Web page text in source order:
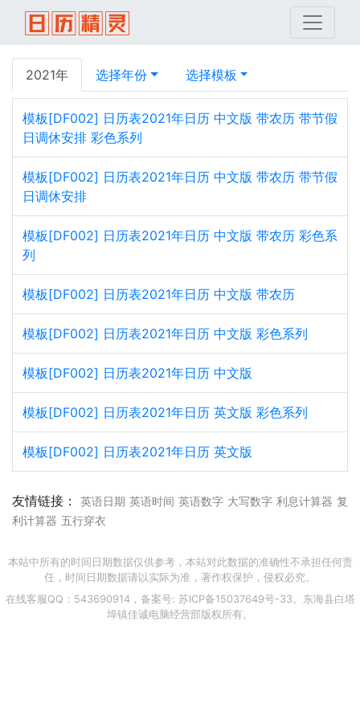
2021年 选择年份 选择模板
模板[DF002] 日历表2021年日历 中文版 带农历 带节假
日调休安排 彩色系列
模板[DF002] 日历表2021年日历 中文版 带农历 带节假
日调休安排
模板[DF002] 日历表2021年日历 中文版 带农历 彩色系
列
模板[DF002] 日历表2021年日历 中文版 带农历
模板[DF002] 日历表2021年日历 中文版 彩色系列
模板[DF002] 日历表2021年日历 中文版
模板[DF002] 日历表2021年日历 英文版 彩色系列
模板[DF002] 日历表2021年日历 英文版
友情链接： 英语日期 英语时间 英语数字 大写数字 利息计算器 复
利计算器 五行穿衣
本站中所有的时间日期数据仅供参考，本站对此数据的准确性不承担任何责
任，时间日期数据请以实际为准，著作权保护，侵权必究。
在线客服QQ：543690914，备案号: 苏ICP备15037649号-33。东海县白塔
埠镇佳诚电脑经营部版权所有。